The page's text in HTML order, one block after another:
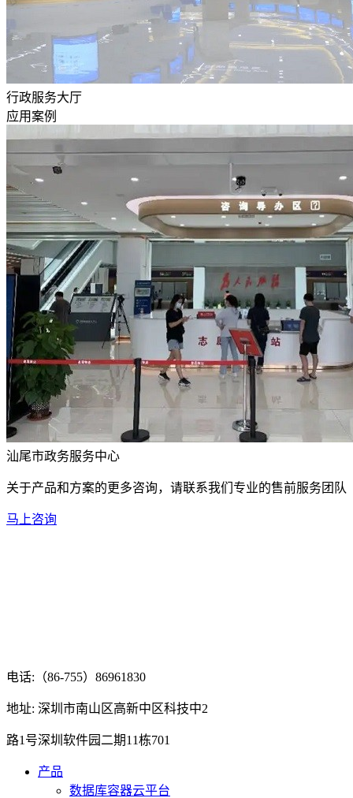
行政服务大厅
应用案例
汕尾市政务服务中心
关于产品和方案的更多咨询，请联系我们专业的售前服务团队
马上咨询
电话:（86-755）86961830
地址: 深圳市南山区高新中区科技中2
路1号深圳软件园二期11栋701
产品
数据库容器云平台